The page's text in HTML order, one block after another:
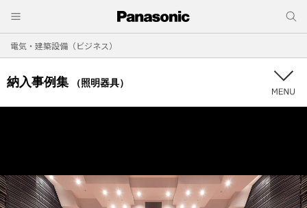
電気・建築設備（ビジネス）
納入事例集 （照明器具）